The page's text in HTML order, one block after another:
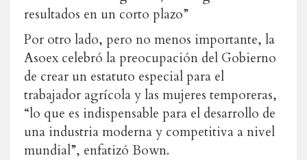
resultados en un corto plazo”
Por otro lado, pero no menos importante, la
Asoex celebró la preocupación del Gobierno
de crear un estatuto especial para el
trabajador agrícola y las mujeres temporeras,
“lo que es indispensable para el desarrollo de
una industria moderna y competitiva a nivel
mundial”, enfatizó Bown.